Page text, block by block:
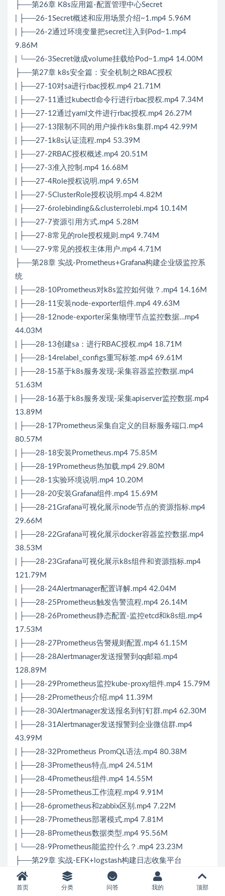
├──第26章 K8s应用篇-配置管理中心Secret
| ├──26-1Secret概述和应用场景介绍~1.mp4 5.96M
| ├──26-2通过环境变量把secret注入到Pod~1.mp4
9.86M
| └──26-3Secret做成volume挂载给Pod~1.mp4 14.00M
├──第27章 k8s安全篇：安全机制之RBAC授权
| ├──27-10对sa进行rbac授权.mp4 21.71M
| ├──27-11通过kubectl命令行进行rbac授权.mp4 7.34M
| ├──27-12通过yaml文件进行rbac授权.mp4 26.27M
| ├──27-13限制不同的用户操作k8s集群.mp4 42.99M
| ├──27-1k8s认证流程.mp4 53.39M
| ├──27-2RBAC授权概述.mp4 20.51M
| ├──27-3准入控制.mp4 16.68M
| ├──27-4Role授权说明.mp4 9.65M
| ├──27-5ClusterRole授权说明.mp4 4.82M
| ├──27-6rolebinding&&clusterrolebi.mp4 10.14M
| ├──27-7资源引用方式.mp4 5.28M
| ├──27-8常见的role授权规则.mp4 9.74M
| └──27-9常见的授权主体用户.mp4 4.71M
├──第28章 实战-Prometheus+Grafana构建企业级监控系
统
| ├──28-10Prometheus对k8s监控如何做？.mp4 14.16M
| ├──28-11安装node-exporter组件.mp4 49.63M
| ├──28-12node-exporter采集物理节点监控数据…mp4
44.03M
| ├──28-13创建sa：进行RBAC授权.mp4 18.71M
| ├──28-14relabel_configs重写标签.mp4 69.61M
| ├──28-15基于k8s服务发现-采集容器监控数据.mp4
51.63M
| ├──28-16基于k8s服务发现-采集apiserver监控数据.mp4
13.89M
| ├──28-17Prometheus采集自定义的目标服务端口.mp4
80.57M
| ├──28-18安装Prometheus.mp4 75.85M
| ├──28-19Prometheus热加载.mp4 29.80M
| ├──28-1实验环境说明.mp4 10.20M
| ├──28-20安装Grafana组件.mp4 15.69M
| ├──28-21Grafana可视化展示node节点的资源指标.mp4
29.66M
| ├──28-22Grafana可视化展示docker容器监控数据.mp4
38.53M
| ├──28-23Grafana可视化展示k8s组件和资源指标.mp4
121.79M
| ├──28-24Alertmanager配置详解.mp4 42.04M
| ├──28-25Prometheus触发告警流程.mp4 26.14M
| ├──28-26Prometheus静态配置-监控etcd和k8s组.mp4
17.53M
| ├──28-27Prometheus告警规则配置.mp4 61.15M
| ├──28-28Alertmanager发送报警到qq邮箱.mp4
128.89M
| ├──28-29Prometheus监控kube-proxy组件.mp4 15.79M
| ├──28-2Prometheus介绍.mp4 11.39M
| ├──28-30Alertmanager发送报名到钉钉群.mp4 62.30M
| ├──28-31Alertmanager发送报警到企业微信群.mp4
43.99M
| ├──28-32Prometheus PromQL语法.mp4 80.38M
| ├──28-3Prometheus特点.mp4 24.51M
| ├──28-4Prometheus组件.mp4 14.55M
| ├──28-5Prometheus工作流程.mp4 9.91M
| ├──28-6prometheus和zabbix区别.mp4 7.22M
| ├──28-7Prometheus部署模式.mp4 7.81M
| ├──28-8Prometheus数据类型.mp4 95.56M
| └──28-9Prometheus能监控什么？.mp4 23.23M
├──第29章 实战-EFK+logstash构建日志收集平台
| ├──29-10安装elasticsearch集群.mp4 43.25M
| ├──29-11安装kibana组件.mp4 46.70M
首页 分类 问答 我的 顶部